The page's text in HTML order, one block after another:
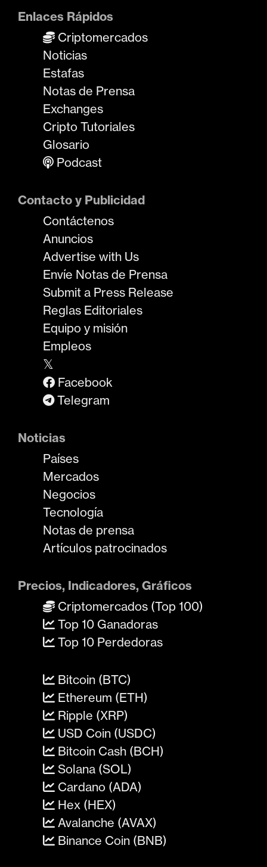
dEnlaces Rápidos
Criptomercados
Noticias
Estafas
Notas de Prensa
Exchanges
Cripto Tutoriales
Glosario
Podcast
Contacto y Publicidad
Contáctenos
Anuncios
Advertise with Us
Envíe Notas de Prensa
Submit a Press Release
Reglas Editoriales
Equipo y misión
Empleos
𝕏
Facebook
Telegram
Noticias
Países
Mercados
Negocios
Tecnología
Notas de prensa
Artículos patrocinados
Precios, Indicadores, Gráficos
Criptomercados (Top 100)
Top 10 Ganadoras
Top 10 Perdedoras
Bitcoin (BTC)
Ethereum (ETH)
Ripple (XRP)
USD Coin (USDC)
Bitcoin Cash (BCH)
Solana (SOL)
Cardano (ADA)
Hex (HEX)
Avalanche (AVAX)
Binance Coin (BNB)